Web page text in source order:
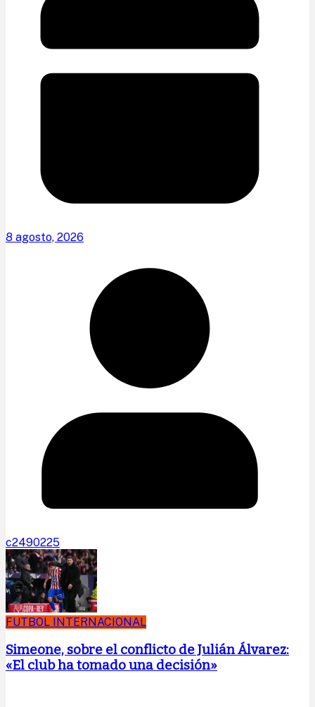
8 agosto, 2026
c2490225
FUTBOL INTERNACIONAL
Simeone, sobre el conflicto de Julián Álvarez:
«El club ha tomado una decisión»